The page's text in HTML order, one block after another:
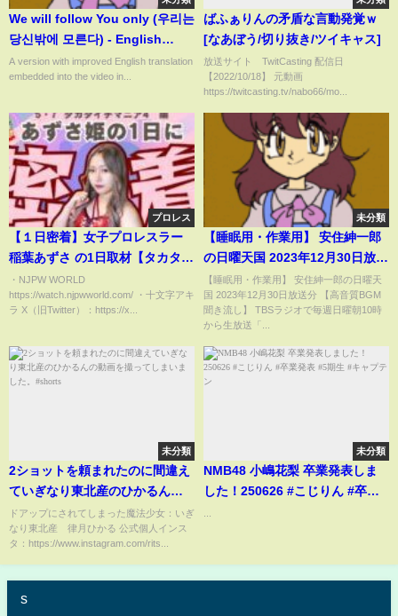
We will follow You only (우리는
당신밖에 모른다) - English
karaoke
A version with improved English translation
embedded into the video in...
ばふぁりんの矛盾な言動発覚ｗ
[なあぼう/切り抜き/ツイキャス]
放送サイト TwitCasting 配信日
【2022/10/18】 元動画
https://twitcasting.tv/nabo66/mo...
プロレス
【１日密着】女子プロレスラー
稲葉あずさ の1日取材【タカタイ
チマニア４】
・NJPW WORLD
https://watch.njpwworld.com/ ・十文字アキ
ラ X（旧Twitter）：https://x...
未分類
【睡眠用・作業用】 安住紳一郎
の日曜天国 2023年12月30日放送
分 【高音質BGM聞き流し】 [広
告なし] [広告なし]
【睡眠用・作業用】 安住紳一郎の日曜天
国 2023年12月30日放送分 【高音質BGM
聞き流し】 TBSラジオで毎週日曜朝10時
から生放送「...
未分類
2ショットを頼まれたのに間違え
ていぎなり東北産のひかるんの
動画を撮ってしまいました。
#shorts
ドアップにされてしまった魔法少女：いぎ
なり東北産 律月ひかる 公式個人インス
タ：https://www.instagram.com/rits...
未分類
NMB48 小嶋花梨 卒業発表しま
した！250626 #こじりん #卒業
s